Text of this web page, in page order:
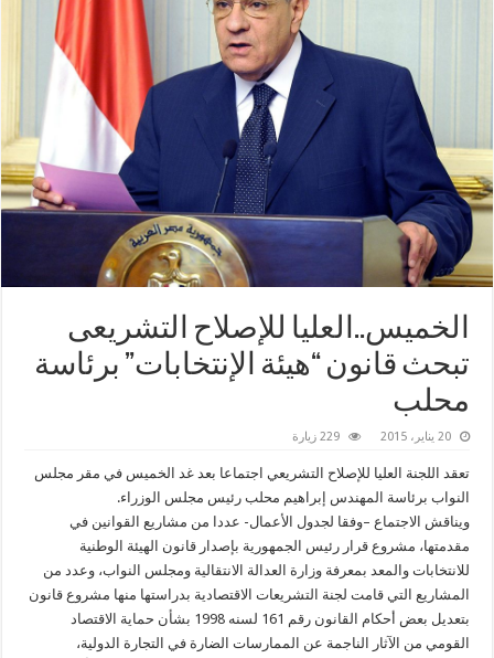
الخميس..العليا للإصلاح التشريعى
تبحث قانون “هيئة الإنتخابات” برئاسة
محلب
20 يناير، 2015 229 زيارة
تعقد اللجنة العليا للإصلاح التشريعي اجتماعا بعد غد الخميس في مقر مجلس
النواب برئاسة المهندس إبراهيم محلب رئيس مجلس الوزراء.
ويناقش الاجتماع –وفقا لجدول الأعمال- عددا من مشاريع القوانين في
مقدمتها، مشروع قرار رئيس الجمهورية بإصدار قانون الهيئة الوطنية
للانتخابات والمعد بمعرفة وزارة العدالة الانتقالية ومجلس النواب، وعدد من
المشاريع التي قامت لجنة التشريعات الاقتصادية بدراستها منها مشروع قانون
بتعديل بعض أحكام القانون رقم 161 لسنه 1998 بشأن حماية الاقتصاد
القومي من الآثار الناجمة عن الممارسات الضارة في التجارة الدولية،